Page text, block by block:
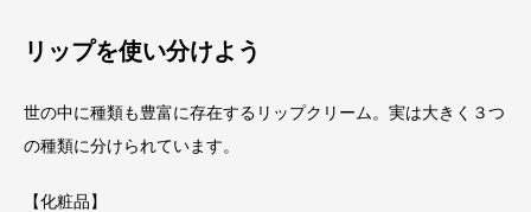
リップを使い分けよう
世の中に種類も豊富に存在するリップクリーム。実は大きく３つ
の種類に分けられています。
【化粧品】